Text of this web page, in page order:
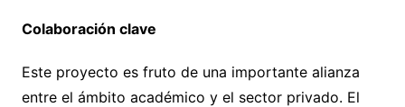
Colaboración clave
Este proyecto es fruto de una importante alianza
entre el ámbito académico y el sector privado. El